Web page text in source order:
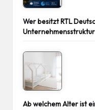
Wer besitzt RTL
Unternehmensstruktur
Ab welchem Alter ist